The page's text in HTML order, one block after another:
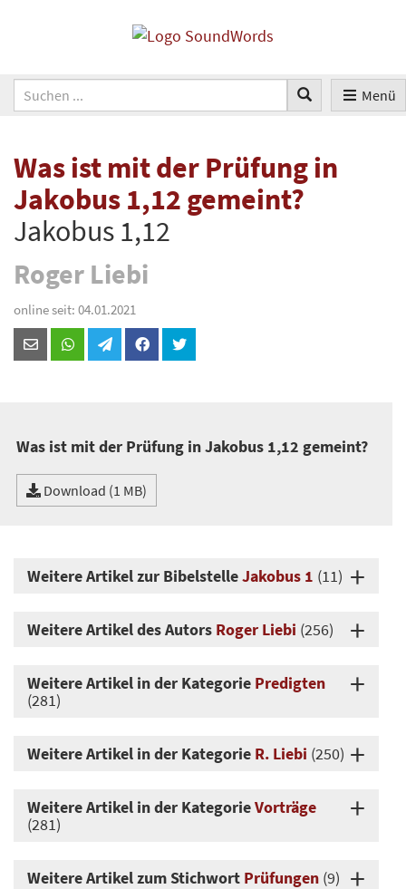
Menü
Was ist mit der Prüfung in
Jakobus 1,12 gemeint?
Jakobus 1,12
Roger Liebi
online seit: 04.01.2021
Was ist mit der Prüfung in Jakobus 1,12 gemeint?
Download (1 MB)
Weitere Artikel zur BibelstelleJakobus 1 (11)
Weitere Artikel des Autors Roger Liebi (256)
Weitere Artikel in der Kategorie Predigten
(281)
Weitere Artikel in der Kategorie R. Liebi (250)
Weitere Artikel in der KategorieVorträge
(281)
Weitere Artikel zum Stichwort Prüfungen (9)